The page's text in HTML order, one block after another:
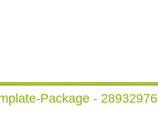
Package - 28932976